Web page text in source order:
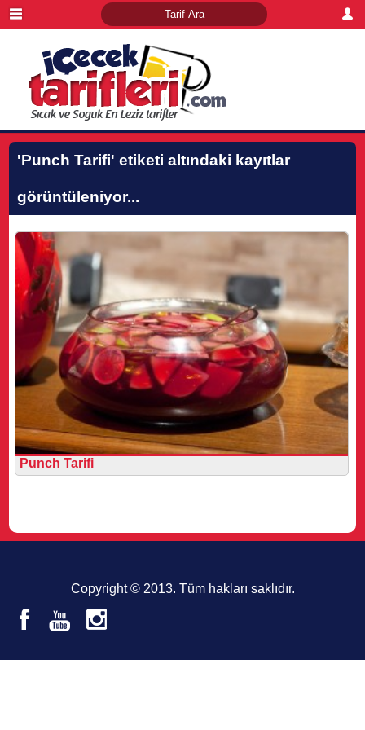
'Punch Tarifi' etiketi altındaki kayıtlar
görüntüleniyor...
Punch Tarifi
Copyright © 2013. Tüm hakları saklıdır.